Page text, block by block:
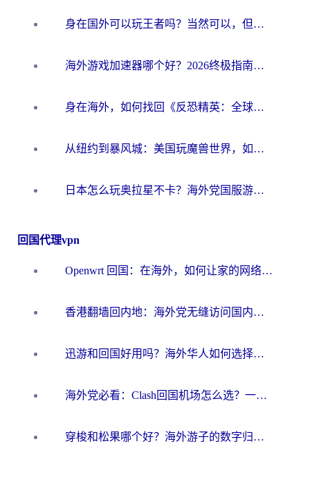
身在国外可以玩王者吗？当然可以，但你需要这份“加速”指南
海外游戏加速器哪个好？2026终极指南帮你畅玩国服+解决卡顿难题
身在海外，如何找回《反恐精英：全球攻势》国服的丝滑手感？一份给你的终极指南
从纽约到暴风城：美国玩魔兽世界，如何找到你的最佳网络航线
日本怎么玩奥拉星不卡？海外党国服游戏加速器选择全攻略
回国代理vpn
Openwrt 回国：在海外，如何让家的网络触手可及
香港翻墙回内地：海外党无缝访问国内资源的加速器选择全攻略
迅游和回国好用吗？海外华人如何选择靠谱的回国加速器
海外党必看：Clash回国机场怎么选？一篇搞定无缝访问国内资源的全攻略
穿梭和松果哪个好？海外游子的数字归乡路，到底该怎么选